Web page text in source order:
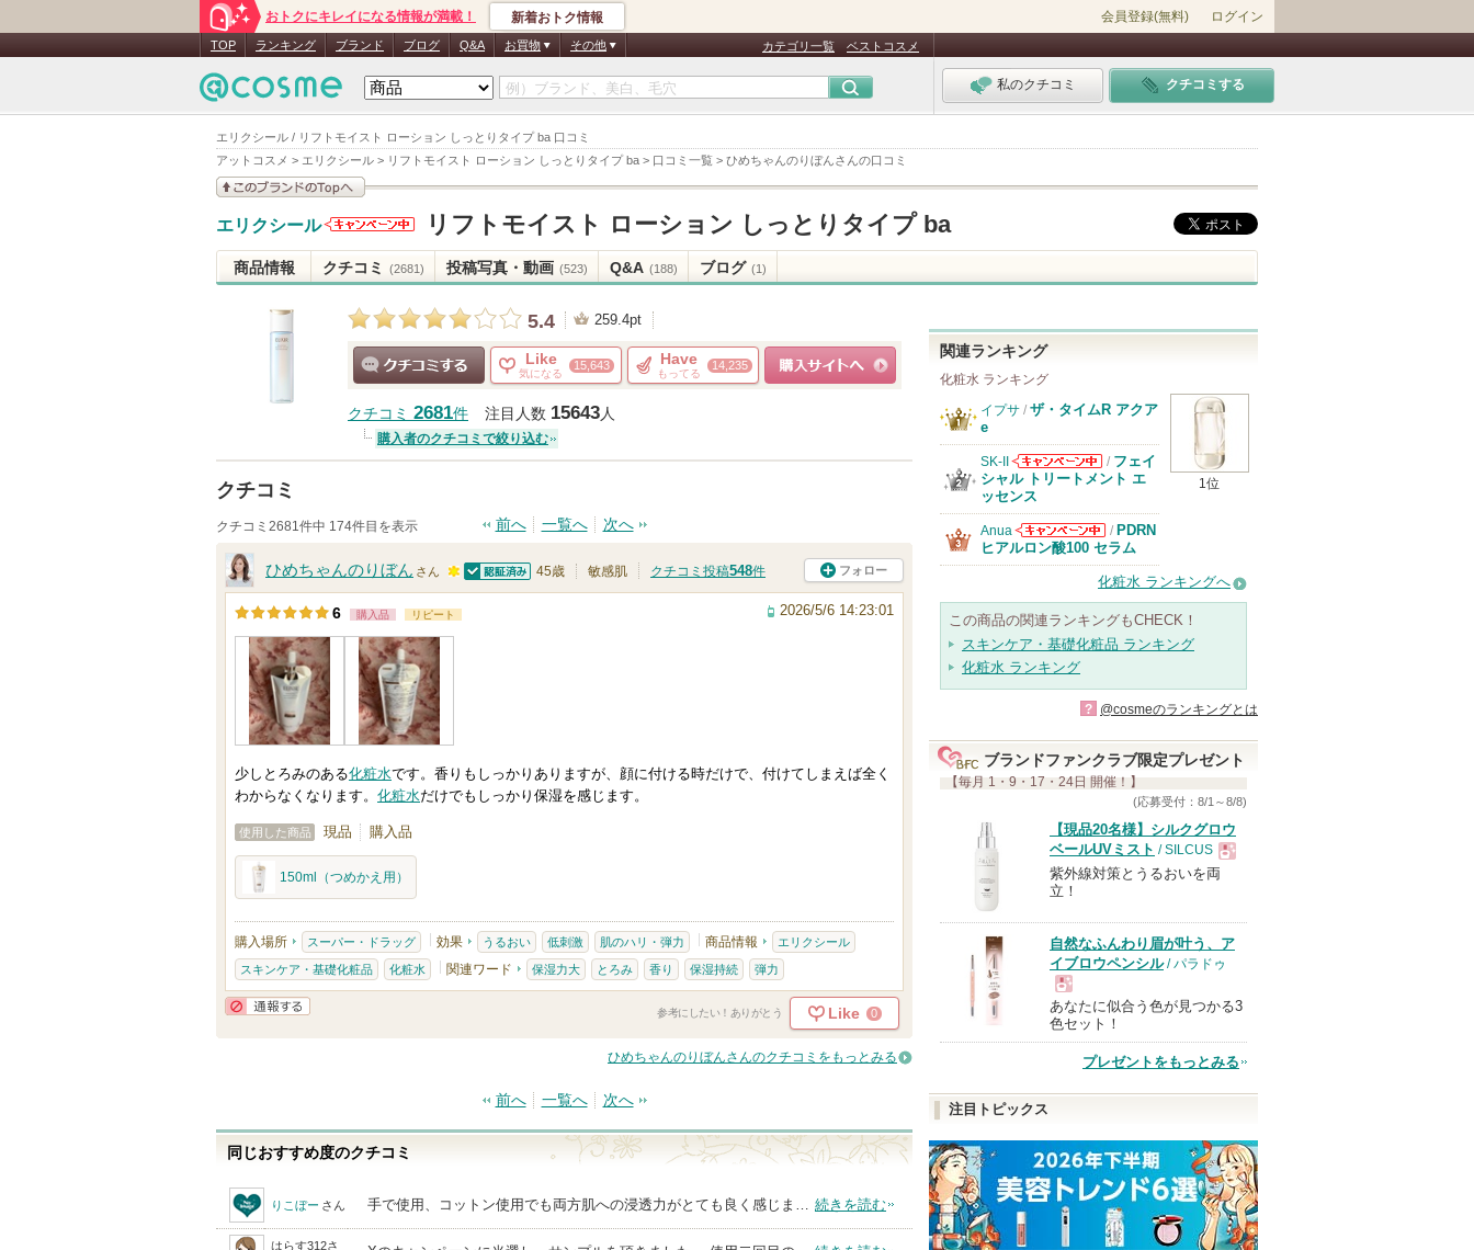
エリクシール / リフトモイスト ローション しっとりタイプ ba 口コミ
アットコスメ > エリクシール > リフトモイスト ローション しっとりタイプ ba > 口コミ一覧 > ひめちゃんのりぼんさんの口コミ
おトクにキレイになる情報が満載！ 新着おトク情報 会員登録(無料) ログイン
TOP ランキング ブランド ブログ Q&A お買物 その他 カテゴリ一覧 ベストコスメ
私のクチコミ クチコミする
エリクシール
ルからのお
知らせがあ
ります
リフトモイスト ローション しっとりタイプ ba
商品情報 クチコミ (2681) 投稿写真・動画 (523) Q&A (188) ブログ (1)
5.4 259.4pt
Like
気になる
15,643 Have
もってる
14,235
クチコミ 2681件 注目人数 15643人
購入者のクチコミで絞り込む
クチコミ
クチコミ2681件中 174件目を表示 前へ 一覧へ 次へ
ひめちゃんのりぼん さん
1
0
メ
お
気
に
さ
ま
認証済
45歳 敏感肌 クチコミ投稿548件 フォロー
6 購入品 リピート 2026/5/6 14:23:01
少しとろみのある化粧水です。香りもしっかりありますが、顔に付ける時だけで、付けてしまえば全く
わからなくなります。 化粧水だけでもしっかり保湿を感じます。
使用した商品 現品 購入品
150ml（つめかえ用）
購入場所 スーパー・ドラッグ 効果 うるおい 低刺激 肌のハリ・弾力 商品情報 エリクシール
スキンケア・基礎化粧品 化粧水 関連ワード 保湿力大 とろみ 香り 保湿持続 弾力
参考にしたい！ありがとう Like 0
ひめちゃんのりぼんさんのクチコミをもっとみる
前へ 一覧へ 次へ
同じおすすめ度のクチコミ
りこぼー さん 手で使用、コットン使用でも両方肌への浸透力がとても良く感じま… 続きを読む
はらす312さ
関連ランキング
化粧水 ランキング
1位
イプサ / ザ・タイムR アクア
e
SK-II
SK-IIからのお
知らせがありま
/ フェイ
シャル トリートメント エ
ッセンス
Anua
Anuaからのお
知らせがありま
/ PDRN
ヒアルロン酸100 セラム
化粧水 ランキングへ
この商品の関連ランキングもCHECK！
スキンケア・基礎化粧品 ランキング
化粧水 ランキング
? @cosmeのランキングとは
ブランドファンクラブ限定プレゼント
【毎月 1・9・17・24日 開催！】
(応募受付：8/1～8/8)
【現品20名様】シルクグロウ
ベールUVミスト / SILCUS
現
品
紫外線対策とうるおいを両
立！
自然なふんわり眉が叶う、ア
イブロウペンシル/ パラドゥ
現
あなたに似合う色が見つかる3
色セット！
プレゼントをもっとみる
注目トピックス